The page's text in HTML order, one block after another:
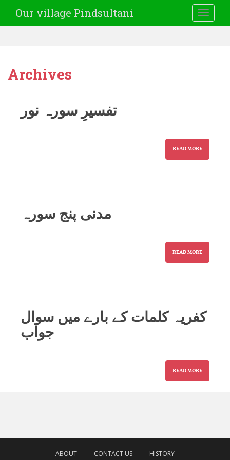
Our village Pindsultani
Archives
تفسیرِ سورہ نور
READ MORE
مدنی پنج سورہ
READ MORE
کفریہ کلمات کے بارے میں سوال
جواب
READ MORE
ABOUT CONTACT US HISTORY